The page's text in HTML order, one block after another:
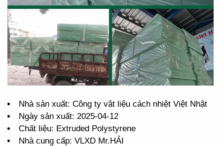
Nhà sản xuất: Công ty vật liệu cách nhiệt Việt Nhật
Ngày sản xuất: 2025-04-12
Chất liệu: Extruded Polystyrene
Nhà cung cấp: VLXD Mr.HẢI